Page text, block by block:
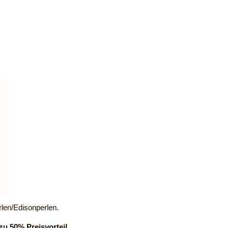
Edisonperlen.